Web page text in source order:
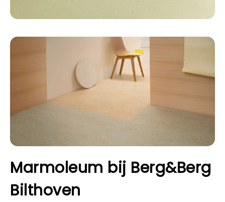
Marmoleum bij Berg&Berg
Bilthoven